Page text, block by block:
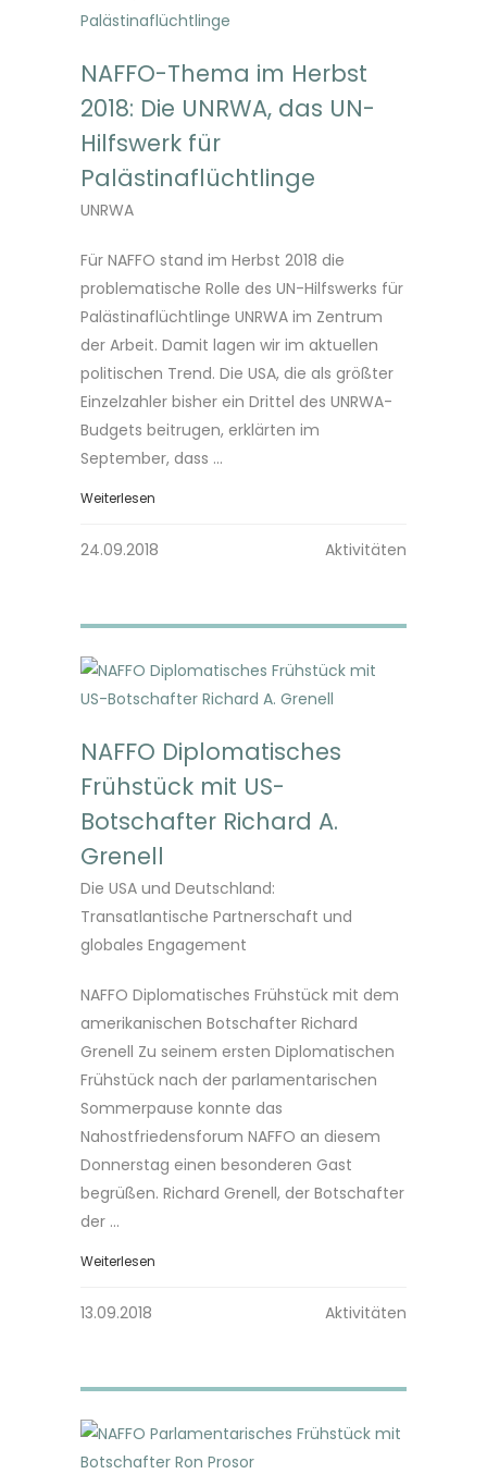
NAFFO-Thema im Herbst
2018: Die UNRWA, das UN-
Hilfswerk für
Palästinaflüchtlinge
UNRWA
Für NAFFO stand im Herbst 2018 die
problematische Rolle des UN-Hilfswerks für
Palästinaflüchtlinge UNRWA im Zentrum
der Arbeit. Damit lagen wir im aktuellen
politischen Trend. Die USA, die als größter
Einzelzahler bisher ein Drittel des UNRWA-
Budgets beitrugen, erklärten im
September, dass ...
Weiterlesen
24.09.2018 Aktivitäten
NAFFO Diplomatisches
Frühstück mit US-
Botschafter Richard A.
Grenell
Die USA und Deutschland:
Transatlantische Partnerschaft und
globales Engagement
NAFFO Diplomatisches Frühstück mit dem
amerikanischen Botschafter Richard
Grenell Zu seinem ersten Diplomatischen
Frühstück nach der parlamentarischen
Sommerpause konnte das
Nahostfriedensforum NAFFO an diesem
Donnerstag einen besonderen Gast
begrüßen. Richard Grenell, der Botschafter
der ...
Weiterlesen
13.09.2018 Aktivitäten